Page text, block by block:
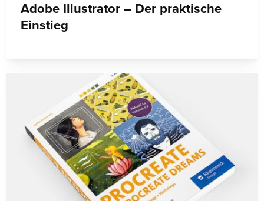
Adobe Illustrator – Der praktische
Einstieg